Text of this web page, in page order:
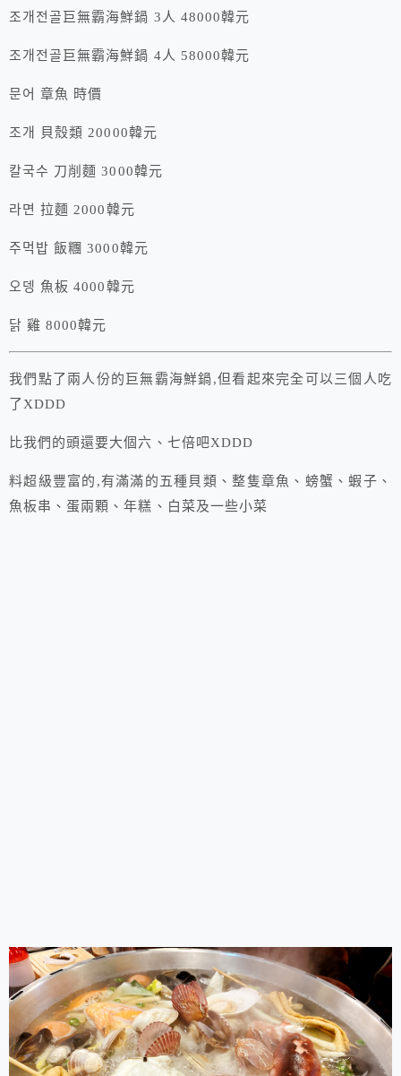
조개전골巨無霸海鮮鍋 3人 48000韓元
조개전골巨無霸海鮮鍋 4人 58000韓元
문어 章魚 時價
조개 貝殼類 20000韓元
칼국수 刀削麵 3000韓元
라면 拉麵 2000韓元
주먹밥 飯糰 3000韓元
오뎅 魚板 4000韓元
닭 雞 8000韓元
我們點了兩人份的巨無霸海鮮鍋,但看起來完全可以三個人吃
了XDDD
比我們的頭還要大個六、七倍吧XDDD
料超級豐富的,有滿滿的五種貝類、整隻章魚、螃蟹、蝦子、
魚板串、蛋兩顆、年糕、白菜及一些小菜